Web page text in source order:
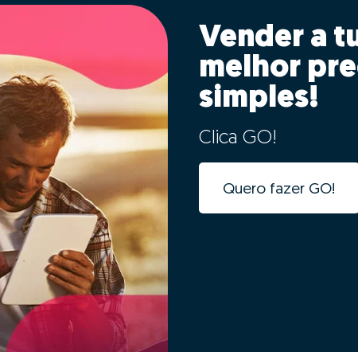
Vender a
melhor
simples!
Clica GO!
Quero fazer GO!